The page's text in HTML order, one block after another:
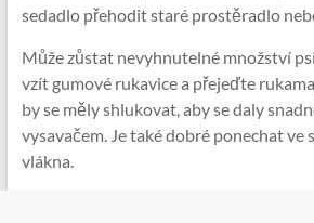
sedadlo přehodit staré prostěradlo
Může zůstat nevyhnutelné množství
vzít gumové rukavice a přejeďte
by se měly shlukovat, aby se daly
vysavačem. Je také dobré ponechat ve
vlákna.